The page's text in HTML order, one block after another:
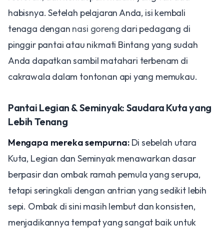
habisnya. Setelah pelajaran Anda, isi kembali
tenaga dengan nasi goreng dari pedagang di
pinggir pantai atau nikmati Bintang yang sudah
Anda dapatkan sambil matahari terbenam di
cakrawala dalam tontonan api yang memukau.
Pantai Legian & Seminyak: Saudara Kuta yang
Lebih Tenang
Mengapa mereka sempurna:Di sebelah utara
Kuta, Legian dan Seminyak menawarkan dasar
berpasir dan ombak ramah pemula yang serupa,
tetapi seringkali dengan antrian yang sedikit lebih
sepi. Ombak di sini masih lembut dan konsisten,
menjadikannya tempat yang sangat baik untuk